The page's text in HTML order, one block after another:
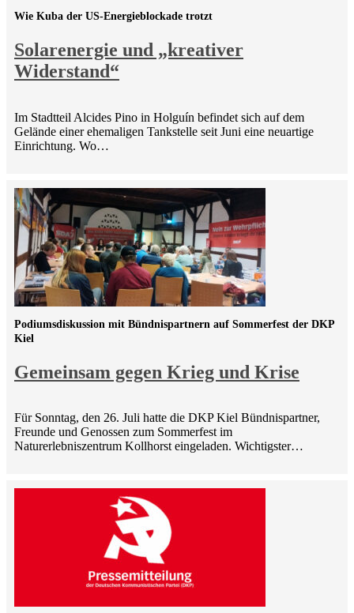
Solarenergie und „kreativer
Widerstand“
Wie Kuba der US-Energieblockade trotzt
Im Stadtteil Alcides Pino in Holguín befindet sich auf dem
Gelände einer ehemaligen Tankstelle seit Juni eine neuartige
Einrichtung. Wo…
Gemeinsam gegen Krieg und Krise
Podiumsdiskussion mit Bündnispartnern auf Sommerfest der DKP
Kiel
Für Sonntag, den 26. Juli hatte die DKP Kiel Bündnispartner,
Freunde und Genossen zum Sommerfest im
Naturerlebniszentrum Kollhorst eingeladen. Wichtigster…